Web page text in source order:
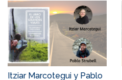
Itziar Marcotegui y Pablo